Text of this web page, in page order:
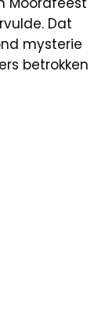
Dat
mysterie
betrokken